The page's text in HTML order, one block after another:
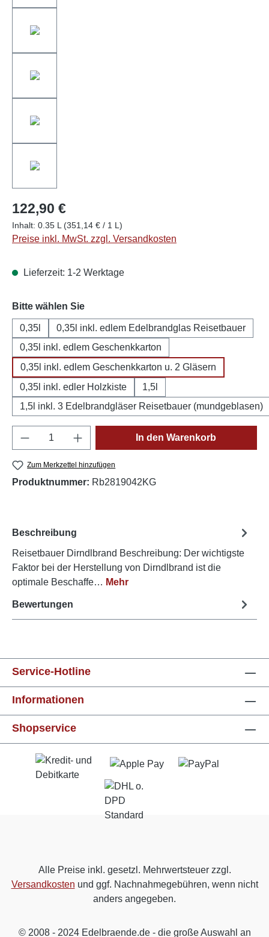
122,90 €
Inhalt: 0.35 L (351,14 € / 1 L)
Preise inkl. MwSt. zzgl. Versandkosten
Lieferzeit: 1-2 Werktage
Bitte wählen Sieauswählen
0,35l
0,35l inkl. edlem Edelbrandglas Reisetbauer
0,35l inkl. edlem Geschenkkarton
0,35l inkl. edlem Geschenkkarton u. 2 Gläsern
0,35l inkl. edler Holzkiste
1,5l
1,5l inkl. 3 Edelbrandgläser Reisetbauer (mundgeblasen)
Produkt Anzahl: Gib den gewünschten
In den Warenkorb
Zum Merkzettel hinzufügen
Produktnummer: Rb2819042KG
Beschreibung
Reisetbauer Dirndlbrand Beschreibung: Der wichtigste
Faktor bei der Herstellung von Dirndlbrand ist die
optimale Beschaffe… Mehr
Bewertungen
Service-Hotline
Informationen
Shopservice
Alle Preise inkl. gesetzl. Mehrwertsteuer zzgl.
Versandkosten und ggf. Nachnahmegebühren, wenn nicht
anders angegeben.
© 2008 - 2024 Edelbraende.de - die große Auswahl an